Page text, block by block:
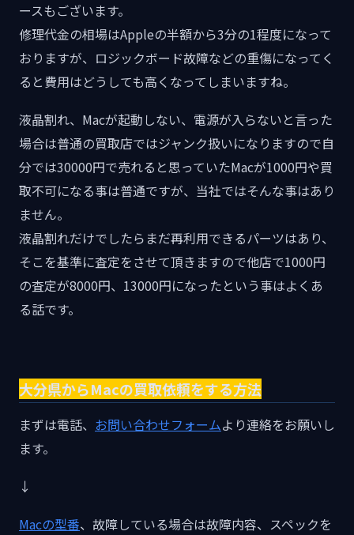
ースもございます。
修理代金の相場はAppleの半額から3分の1程度になって
おりますが、ロジックボード故障などの重傷になってく
ると費用はどうしても高くなってしまいますね。
液晶割れ、Macが起動しない、電源が入らないと言った
場合は普通の買取店ではジャンク扱いになりますので自
分では30000円で売れると思っていたMacが1000円や買
取不可になる事は普通ですが、当社ではそんな事はあり
ません。
液晶割れだけでしたらまだ再利用できるパーツはあり、
そこを基準に査定をさせて頂きますので他店で1000円
の査定が8000円、13000円になったという事はよくあ
る話です。
大分県からMacの買取依頼をする方法
まずは電話、 お問い合わせフォームより連絡をお願いし
ます。
↓
Macの型番、故障している場合は故障内容、スペックを